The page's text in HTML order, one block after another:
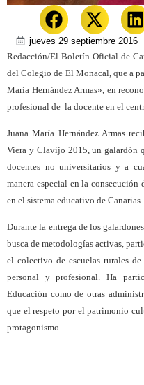
jueves 29 septiembre 2016
Redacción/El Boletín Oficial de
del Colegio de El Monacal, que a
María Hernández Armas», en
profesional de la docente en el
Juana María Hernández Armas
Viera y Clavijo 2015, un galardón
docentes no universitarios y a
manera especial en la
en el sistema educativo de Canarias.
Durante la entrega de los
busca de metodologías activas,
el colectivo de escuelas rurales
personal y profesional. Ha
Educación como de otras
que el respeto por el patrimonio
protagonismo.